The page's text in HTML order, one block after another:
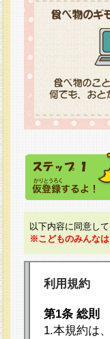
以下内容に同意し
※こどものみんなは
利用規約
第1条 総則
1.本規約は